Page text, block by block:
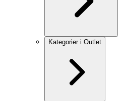
Kategorier i Outlet